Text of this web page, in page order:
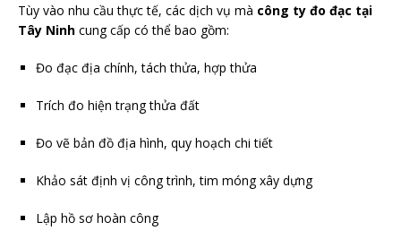
Tùy vào nhu cầu thực tế, các dịch vụ mà công ty đo đạc tại
Tây Ninh cung cấp có thể bao gồm:
Đo đạc địa chính, tách thửa, hợp thửa
Trích đo hiện trạng thửa đất
Đo vẽ bản đồ địa hình, quy hoạch chi tiết
Khảo sát định vị công trình, tim móng xây dựng
Lập hồ sơ hoàn công